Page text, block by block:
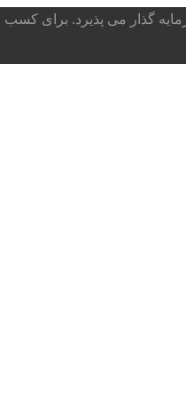
می پذیرد. برای کسب اطلاعات